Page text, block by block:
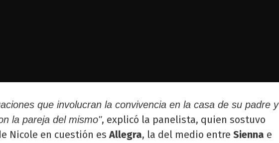
que involucran la convivencia en la casa de su padre y
la pareja del mismo", explicó la panelista, quien sostuvo
Nicole en cuestión esAllegra, la del medio entre Sienna e